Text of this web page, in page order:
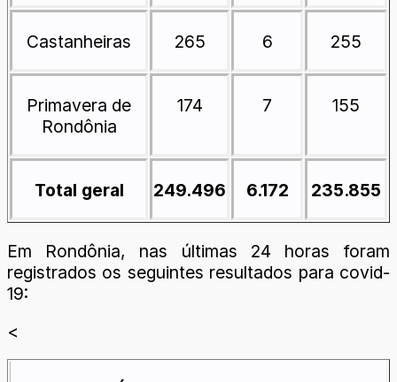
Castanheiras 265 6 255
Primavera de
Rondônia
174 7 155
Total geral 249.496 6.172 235.855
Em Rondônia, nas últimas 24 horas foram
registrados os seguintes resultados para covid-
19:
<